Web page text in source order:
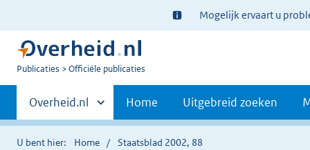
Ter
informatie:
Mogelijk ervaart u
U
Publicaties Officiële publicaties
Primaire
navigatie
Andere
sites
binnen
Overheid.nl Home Uitgebreid zoeken
U bent hier: Home Staatsblad 2002, 88